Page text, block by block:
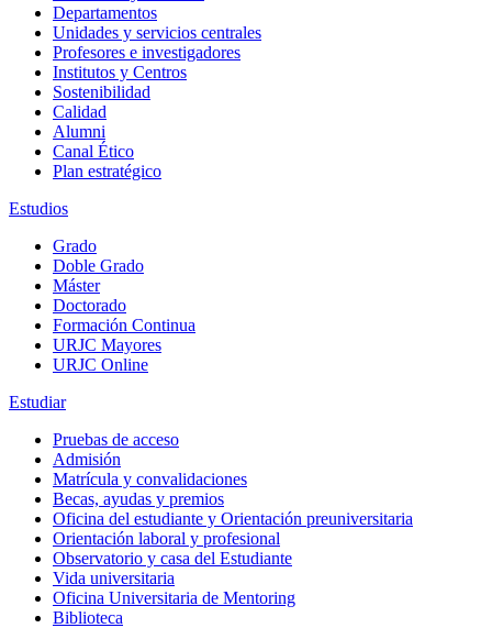
Departamentos
Unidades y servicios centrales
Profesores e investigadores
Institutos y Centros
Sostenibilidad
Calidad
Alumni
Canal Ético
Plan estratégico
Estudios
Grado
Doble Grado
Máster
Doctorado
Formación Continua
URJC Mayores
URJC Online
Estudiar
Pruebas de acceso
Admisión
Matrícula y convalidaciones
Becas, ayudas y premios
Oficina del estudiante y Orientación preuniversitaria
Orientación laboral y profesional
Observatorio y casa del Estudiante
Vida universitaria
Oficina Universitaria de Mentoring
Biblioteca